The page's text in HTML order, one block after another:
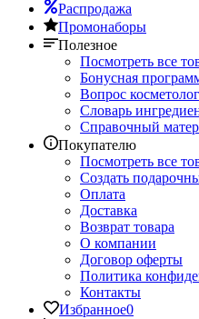
Распродажа
Промонаборы
Полезное
Посмотреть все
Бонусная
Вопрос
Словарь
Справочный
Покупателю
Посмотреть все
Создать
Оплата
Доставка
Возврат товара
О компании
Договор оферты
Политика
Контакты
Избранное0